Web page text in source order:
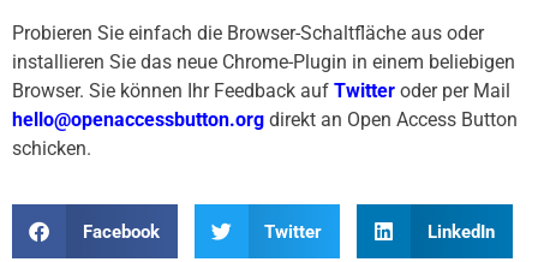
Probieren Sie einfach die Browser-Schaltfläche aus oder
installieren Sie das neue Chrome-Plugin in einem beliebigen
Browser. Sie können Ihr Feedback auf Twitter oder per Mail
hello@openaccessbutton.org direkt an Open Access Button
schicken.
Facebook Twitter LinkedIn